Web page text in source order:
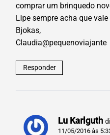
comprar um brinquedo
Lipe sempre acha que
Bjokas,
Claudia@pequenoviajante
Responder
Lu Karlguth
11/05/2016 às